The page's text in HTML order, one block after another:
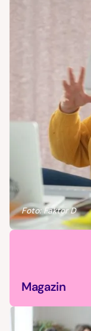
Foto: Faktor D
Magazin